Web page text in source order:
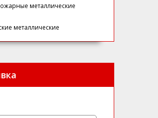
металлические
металлические